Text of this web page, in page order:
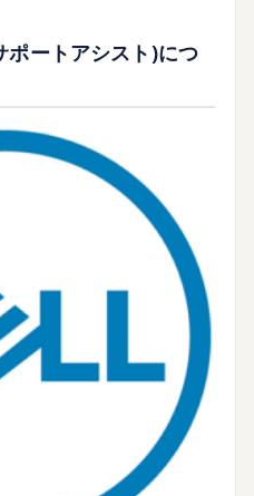
ートアシスト)につ